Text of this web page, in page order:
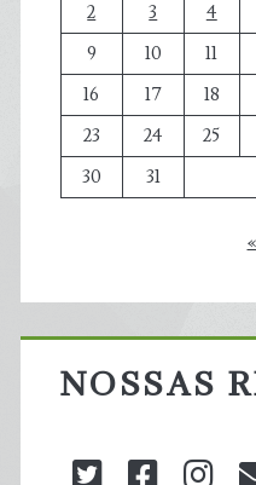
2
3 4
9
10 11
16
17 18
23
24 25
30
31
NOSSAS
twitter